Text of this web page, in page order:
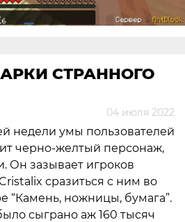
СТРАННОГО
04 июля 2022
недели умы пользователей
черно-желтый персонаж,
Он зазывает игроков
сразиться с ним во
“Камень, ножницы, бумага”.
сыграно аж 160 тысяч